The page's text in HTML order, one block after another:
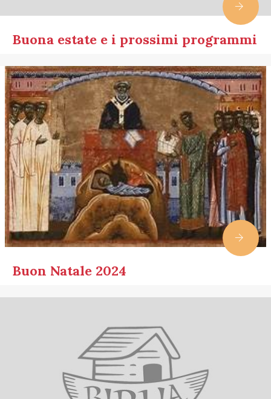
Buona estate e i prossimi programmi
Buon Natale 2024